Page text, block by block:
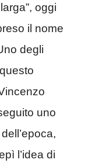
oggi
il nome
degli
uno
l’idea di